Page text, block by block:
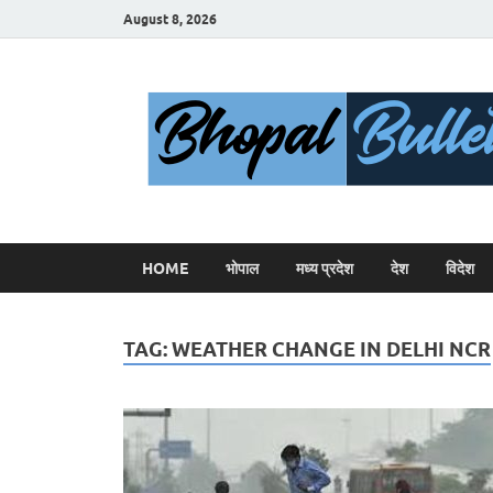
August 8, 2026
HOME भोपाल मध्य प्रदेश देश विदेश
TAG:WEATHER CHANGE IN DELHI NCR